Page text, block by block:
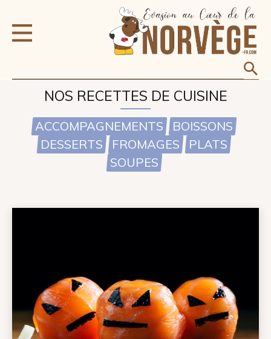
NOS RECETTES DE CUISINE
ACCOMPAGNEMENTS
BOISSONS
DESSERTS
FROMAGES
PLATS
SOUPES